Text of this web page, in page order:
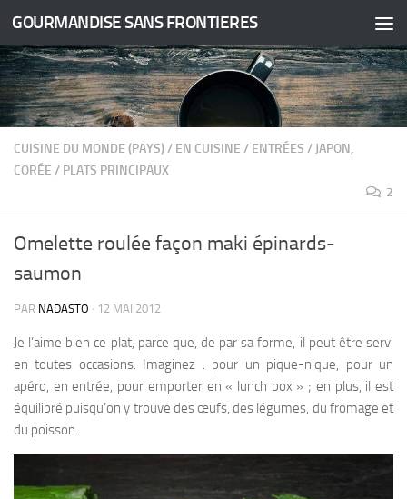
Skip to content
GOURMANDISE SANS FRONTIERES
CUISINE DU MONDE (PAYS)/ EN CUISINE / ENTRÉES / JAPON,
CORÉE / PLATS PRINCIPAUX
2
Omelette roulée façon maki épinards-
saumon
PAR NADASTO · 12 MAI 2012
Je l’aime bien ce plat, parce que, de par sa forme, il peut être servi
en toutes occasions. Imaginez : pour un pique-nique, pour un
apéro, en entrée, pour emporter en « lunch box » ; en plus, il est
équilibré puisqu’on y trouve des œufs, des légumes, du fromage et
du poisson.